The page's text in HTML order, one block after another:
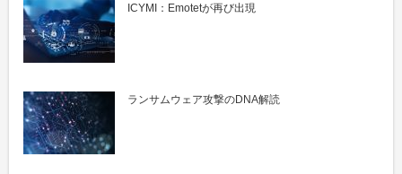
ICYMI：Emotetが再び出現
ランサムウェア攻撃のDNA解読